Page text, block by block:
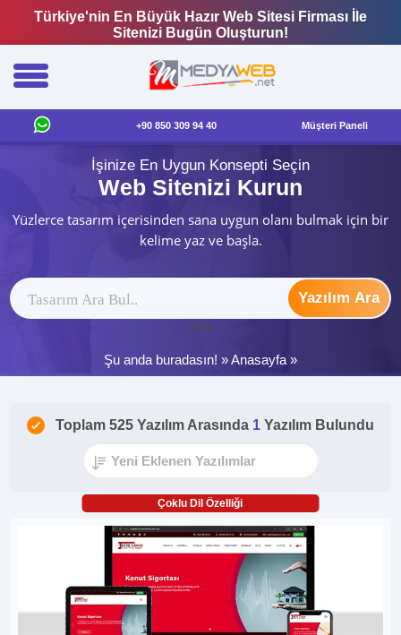
Türkiye'nin En Büyük Hazır Web Sitesi Firması İle
Sitenizi Bugün Oluşturun!
+90 850 309 94 40 Müşteri Paneli
İşinize En Uygun Konsepti Seçin
Web Sitenizi Kurun
Yüzlerce tasarım içerisinden sana uygun olanı bulmak için bir
kelime yaz ve başla.
Yazılım Ara
ytag
Şu anda buradasın! »Anasayfa »
Toplam 525 Yazılım Arasında 1 Yazılım Bulundu
Çoklu Dil Özelliği